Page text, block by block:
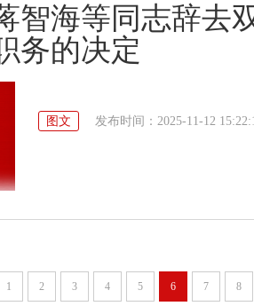
智海等同志辞去
务的决定
图文 发布时间：2025-11-12
1 2 3 4 5 6 7 8